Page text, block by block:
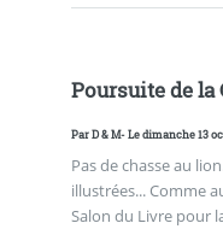
Poursuite de la
ParD & M- Le dimanche 13
Pas de chasse au
illustrées... Comme
Salon du Livre pour